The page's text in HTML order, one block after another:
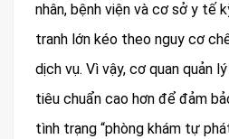
nhân, bệnh viện và cơ sở y tế
tranh lớn kéo theo nguy cơ
dịch vụ. Vì vậy, cơ quan quản
tiêu chuẩn cao hơn để đảm
tình trạng “phòng khám tự